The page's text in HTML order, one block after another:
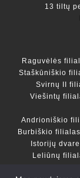
13 tiltų
Raguvėlės
Staškūniškio
Svirnų II
Viešintų
Andrioniškio
Burbiškio filialas
Istorijų
Leliūnų